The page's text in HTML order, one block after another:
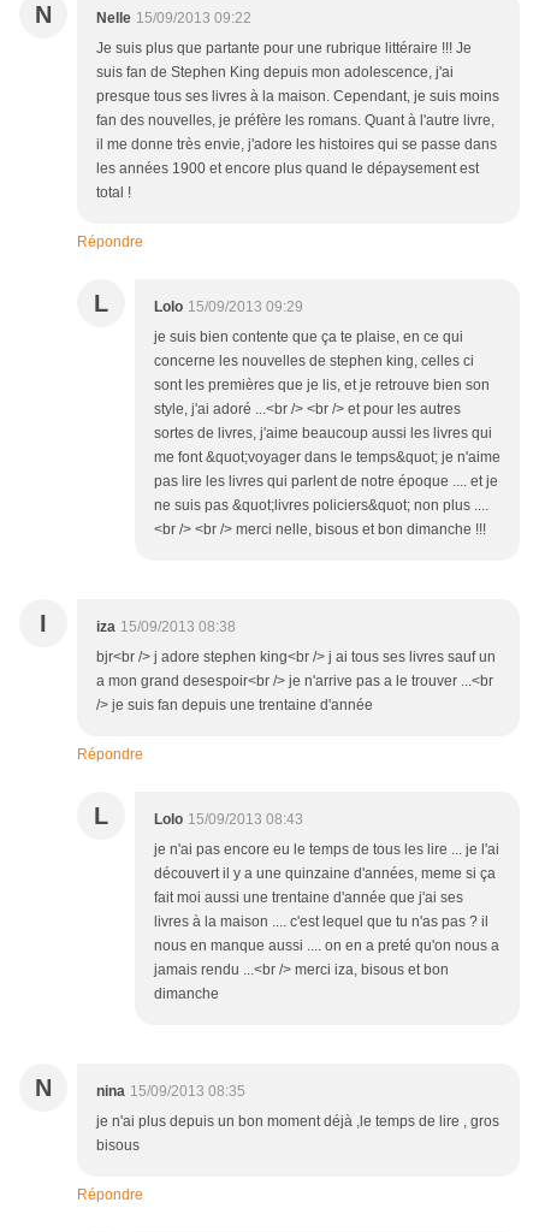
N Nelle 15/09/2013 09:22
Je suis plus que partante pour une rubrique littéraire !!! Je
suis fan de Stephen King depuis mon adolescence, j'ai
presque tous ses livres à la maison. Cependant, je suis moins
fan des nouvelles, je préfère les romans. Quant à l'autre livre,
il me donne très envie, j'adore les histoires qui se passe dans
les années 1900 et encore plus quand le dépaysement est
total !
Répondre
L Lolo 15/09/2013 09:29
je suis bien contente que ça te plaise, en ce qui
concerne les nouvelles de stephen king, celles ci
sont les premières que je lis, et je retrouve bien son
style, j'ai adoré ...<br /> <br /> et pour les autres
sortes de livres, j'aime beaucoup aussi les livres qui
me font &quot;voyager dans le temps&quot; je n'aime
pas lire les livres qui parlent de notre époque .... et je
ne suis pas &quot;livres policiers&quot; non plus ....
<br /> <br /> merci nelle, bisous et bon dimanche !!!
I iza 15/09/2013 08:38
bjr<br /> j adore stephen king<br /> j ai tous ses livres sauf un
a mon grand desespoir<br /> je n'arrive pas a le trouver ...<br
/> je suis fan depuis une trentaine d'année
Répondre
L Lolo 15/09/2013 08:43
je n'ai pas encore eu le temps de tous les lire ... je l'ai
découvert il y a une quinzaine d'années, meme si ça
fait moi aussi une trentaine d'année que j'ai ses
livres à la maison .... c'est lequel que tu n'as pas ? il
nous en manque aussi .... on en a preté qu'on nous a
jamais rendu ...<br /> merci iza, bisous et bon
dimanche
N nina 15/09/2013 08:35
je n'ai plus depuis un bon moment déjà ,le temps de lire , gros
bisous
Répondre